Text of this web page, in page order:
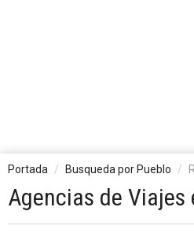
Portada Busqueda por Pueblo
Agencias de